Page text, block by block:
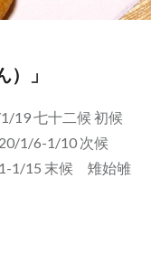
）」
19 七十二候 初候
1/6-1/10 次候
1/15 末候 雉始雊